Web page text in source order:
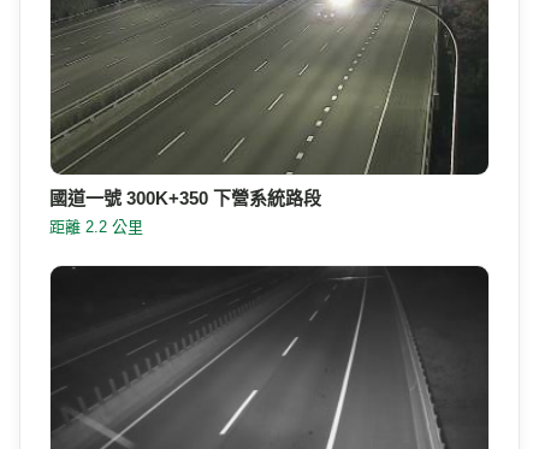
國道一號 300K+350 下營系統路段
距離 2.2 公里